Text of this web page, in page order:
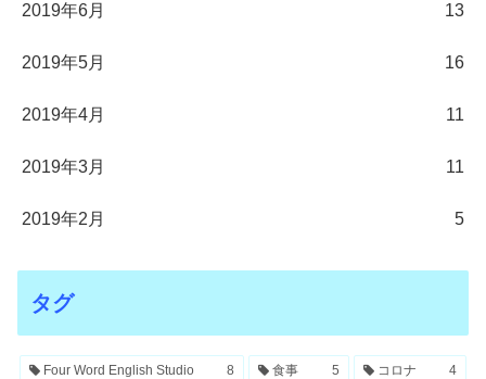
2019年6月 13
2019年5月 16
2019年4月 11
2019年3月 11
2019年2月 5
タグ
Four Word English Studio 8 食事 5 コロナ 4